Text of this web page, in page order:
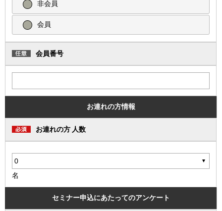
非会員
会員
会員番号
お連れの方情報
お連れの方 人数
名
セミナー申込にあたってのアンケート